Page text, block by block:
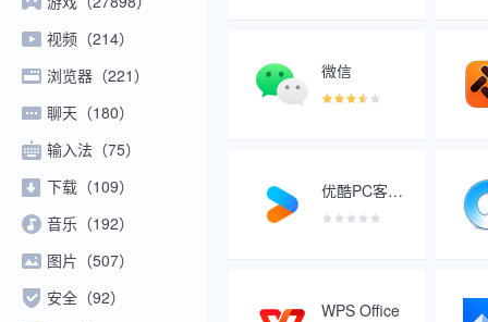
微信
优酷PC客户端
WPS Office
视频（214）
浏览器（221）
聊天（180）
输入法（75）
下载（109）
音乐（192）
图片（507）
安全（92）